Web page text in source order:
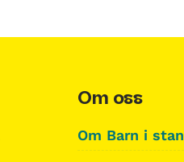
Om oss
Om Barn i stan